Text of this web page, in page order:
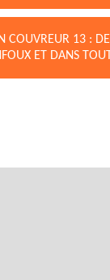
COUVREUR 13 :
ET DANS